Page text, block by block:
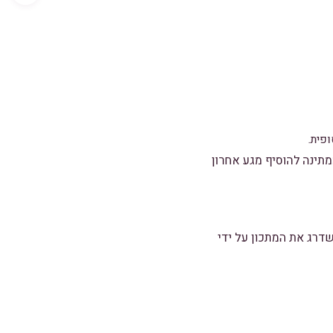
להוסיף מגע אחרון
את המתכון על ידי